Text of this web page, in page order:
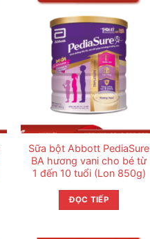
Sữa bột Abbott PediaSure
BA hương vani cho bé từ
1 đến 10 tuổi (Lon 850g)
ĐỌC TIẾP